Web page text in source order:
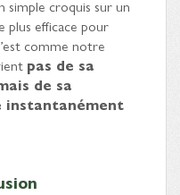
simple croquis sur un
plus efficace pour
comme notre
pas de sa
de sa
instantanément